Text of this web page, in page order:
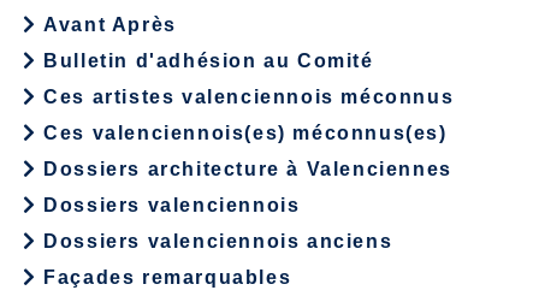
Avant Après
Bulletin d'adhésion au Comité
Ces artistes valenciennois méconnus
Ces valenciennois(es) méconnus(es)
Dossiers architecture à Valenciennes
Dossiers valenciennois
Dossiers valenciennois anciens
Façades remarquables